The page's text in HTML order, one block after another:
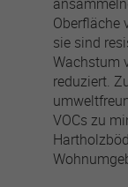
Oberfläche
sie sind
Wachstum
reduziert.
VOCs zu